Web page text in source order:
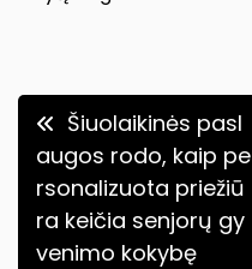
Navigacija
tarp
įrašų
Šiuolaikinės pasl
augos rodo, kaip pe
rsonalizuota priežiū
ra keičia senjorų gy
venimo kokybę